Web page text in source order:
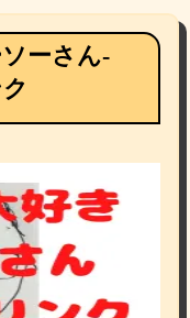
ーさん-